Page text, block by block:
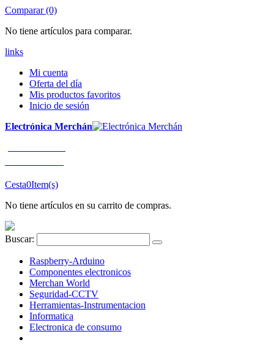
Comparar (0)
No tiene artículos para comparar.
links
Mi cuenta
Oferta del día
Mis productos favoritos
Inicio de sesión
Electrónica Merchán
Cesta0Item(s)
No tiene artículos en su carrito de compras.
Buscar:
Raspberry-Arduino
Componentes electronicos
Merchan World
Seguridad-CCTV
Herramientas-Instrumentacion
Informatica
Electronica de consumo